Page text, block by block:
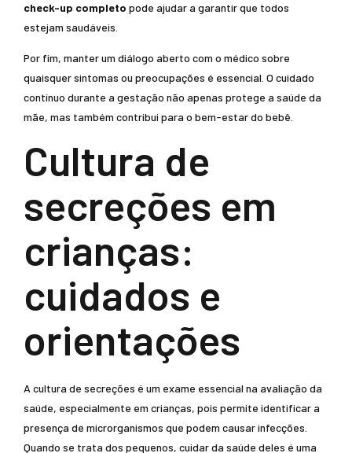
check-up completo pode ajudar a garantir que todos
estejam saudáveis.
Por fim, manter um diálogo aberto com o médico sobre
quaisquer sintomas ou preocupações é essencial. O cuidado
contínuo durante a gestação não apenas protege a saúde da
mãe, mas também contribui para o bem-estar do bebê.
Cultura de
secreções em
crianças:
cuidados e
orientações
A cultura de secreções é um exame essencial na avaliação da
saúde, especialmente em crianças, pois permite identificar a
presença de microrganismos que podem causar infecções.
Quando se trata dos pequenos, cuidar da saúde deles é uma